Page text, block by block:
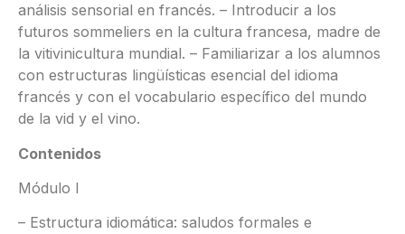
análisis sensorial en francés. – Introducir a los
futuros sommeliers en la cultura francesa, madre de
la vitivinicultura mundial. – Familiarizar a los alumnos
con estructuras lingüísticas esencial del idioma
francés y con el vocabulario específico del mundo
de la vid y el vino.
Contenidos
Módulo I
– Estructura idiomática: saludos formales e